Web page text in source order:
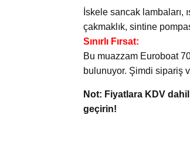
İskele sancak lambaları,
çakmaklık, sintine
Sınırlı Fırsat:
Bu muazzam Euroboat
bulunuyor. Şimdi sipariş
Not: Fiyatlara KDV dahil
geçirin!